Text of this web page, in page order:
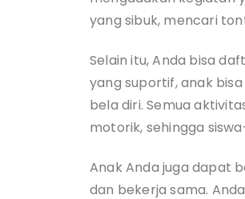
yang sibuk, mencari
Selain itu, Anda bisa
yang suportif, anak
bela diri. Semua
motorik, sehingga
Anak Anda juga dapat
dan bekerja sama.